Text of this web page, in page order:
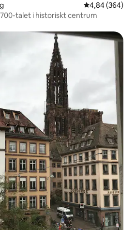
4,84 av 5 i
4,84 (364)
talet i historiskt centrum